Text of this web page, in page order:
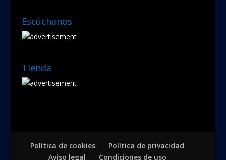
Escúchanos
Tienda
Política de cookies
Política de privacidad
Aviso legal
Condiciones de uso